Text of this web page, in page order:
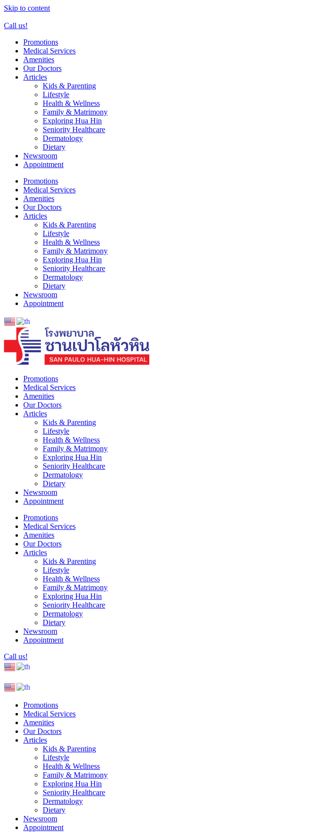
Skip to content
Call us!
Promotions
Medical Services
Amenities
Our Doctors
Articles
Kids & Parenting
Lifestyle
Health & Wellness
Family & Matrimony
Exploring Hua Hin
Seniority Healthcare
Dermatology
Dietary
Newsroom
Appointment
Promotions
Medical Services
Amenities
Our Doctors
Articles
Kids & Parenting
Lifestyle
Health & Wellness
Family & Matrimony
Exploring Hua Hin
Seniority Healthcare
Dermatology
Dietary
Newsroom
Appointment
Promotions
Medical Services
Amenities
Our Doctors
Articles
Kids & Parenting
Lifestyle
Health & Wellness
Family & Matrimony
Exploring Hua Hin
Seniority Healthcare
Dermatology
Dietary
Newsroom
Appointment
Promotions
Medical Services
Amenities
Our Doctors
Articles
Kids & Parenting
Lifestyle
Health & Wellness
Family & Matrimony
Exploring Hua Hin
Seniority Healthcare
Dermatology
Dietary
Newsroom
Appointment
Call us!
Promotions
Medical Services
Amenities
Our Doctors
Articles
Kids & Parenting
Lifestyle
Health & Wellness
Family & Matrimony
Exploring Hua Hin
Seniority Healthcare
Dermatology
Dietary
Newsroom
Appointment